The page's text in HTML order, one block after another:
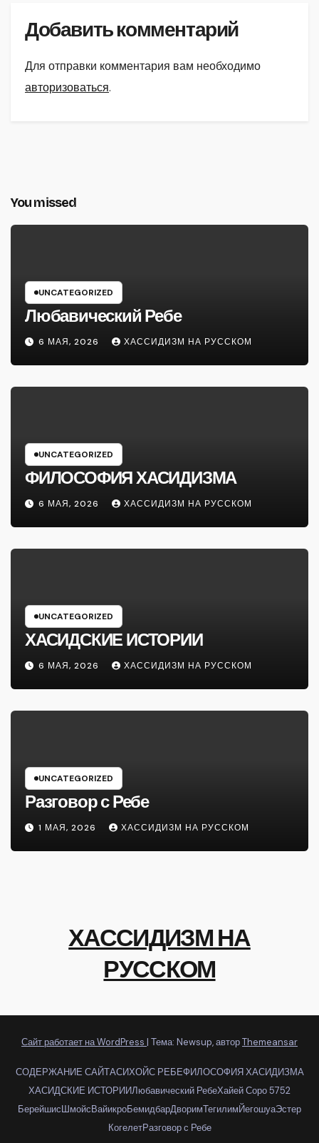
Добавить комментарий
Для отправки комментария вам необходимо
авторизоваться.
You missed
UNCATEGORIZED
Любавический Ребе
6 МАЯ, 2026 ХАССИДИЗМ НА РУССКОМ
UNCATEGORIZED
ФИЛОСОФИЯ ХАСИДИЗМА
6 МАЯ, 2026 ХАССИДИЗМ НА РУССКОМ
UNCATEGORIZED
ХАСИДСКИЕ ИСТОРИИ
6 МАЯ, 2026 ХАССИДИЗМ НА РУССКОМ
UNCATEGORIZED
Разговор с Ребе
1 МАЯ, 2026 ХАССИДИЗМ НА РУССКОМ
ХАССИДИЗМ НА
РУССКОМ
Сайт работает на WordPress | Тема: Newsup, авторThemeansar
СОДЕРЖАНИЕ САЙТАСИХОЙС РЕБЕФИЛОСОФИЯ ХАСИДИЗМА
ХАСИДСКИЕ ИСТОРИИЛюбавический РебеХайей Соро 5752
БерейшисШмойсВайикроБемидбарДворимТегилимЙегошуаЭстер
КогелетРазговор с Ребе